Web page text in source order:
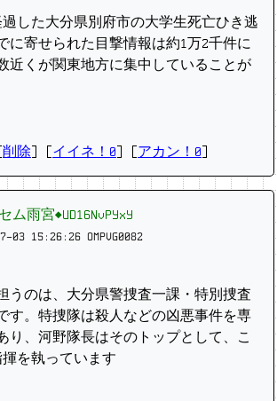
した大分県別府市の大学生死亡ひき逃
に寄せられた目撃情報は約1万2千件に
近くが関東地方に集中していることが
削除 イイネ！0 アカン！0
ム雨宮◆UD16NvPYxY
03 15:26:26 OMPVG0082
うのは、大分県警捜査一課・特別捜査
す。特捜隊は殺人などの凶悪事件を専
り、河野隊長はそのトップとして、こ
を執っています